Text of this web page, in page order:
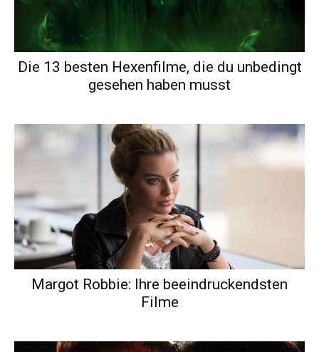
Die 13 besten Hexenfilme, die du unbedingt
gesehen haben musst
Margot Robbie: Ihre beeindruckendsten
Filme